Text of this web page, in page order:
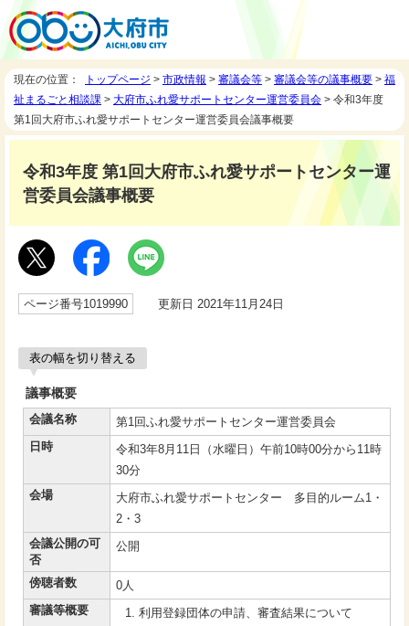
現在の位置： トップページ > 市政情報 > 審議会等 > 審議会等の議事概要 > 福
祉まるごと相談課 > 大府市ふれ愛サポートセンター運営委員会 > 令和3年度
第1回大府市ふれ愛サポートセンター運営委員会議事概要
令和3年度 第1回大府市ふれ愛サポートセンター運
営委員会議事概要
ページ番号1019990 更新日 2021年11月24日
表の幅を切り替える
議事概要
会議名称
第1回ふれ愛サポートセンター運営委員会
日時
令和3年8月11日（水曜日）午前10時00分から11時
30分
会場
大府市ふれ愛サポートセンター 多目的ルーム1・
2・3
会議公開の可
否
公開
傍聴者数
0人
審議等概要
利用登録団体の申請、審査結果について